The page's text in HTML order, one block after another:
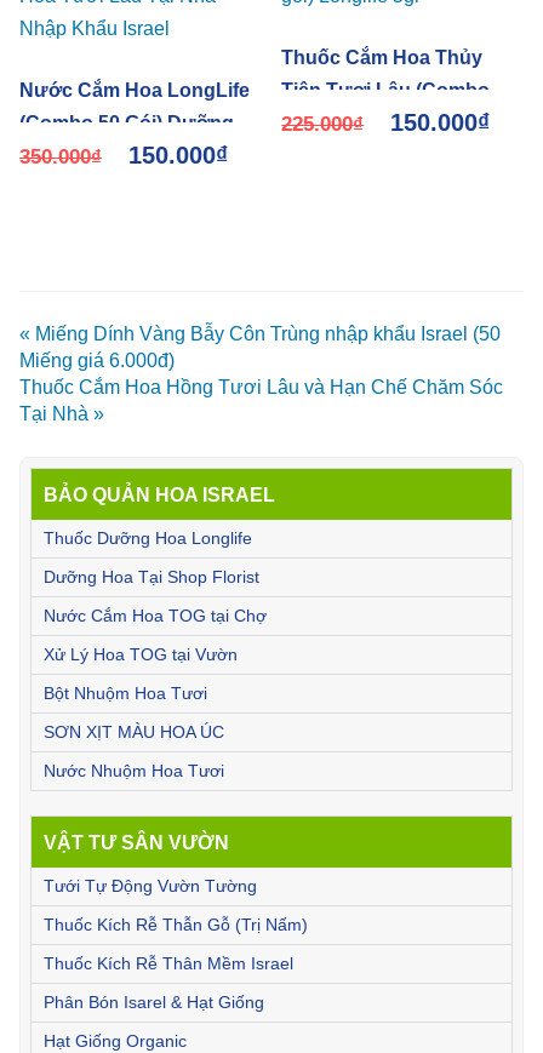
BẢO QUẢN HOA ISRAEL
Thuốc Dưỡng Hoa Longlife
Dưỡng Hoa Tại Shop Florist
Nước Cắm Hoa TOG tại Chợ
Xử Lý Hoa TOG tại Vườn
Bột Nhuộm Hoa Tươi
SƠN XỊT MÀU HOA ÚC
Nước Nhuộm Hoa Tươi
VẬT TƯ SÂN VƯỜN
Tưới Tự Động Vườn Tường
Thuốc Kích Rễ Thẫn Gỗ (Trị Nấm)
Thuốc Kích Rễ Thân Mềm Israel
Phân Bón Isarel & Hạt Giống
Hạt Giống Organic
Nước Cắm Hoa LongLife
(Combo 50 Gói) Dưỡng
Hoa Tươi Lâu Tại Nhà
350.000₫ 150.000₫
Thuốc Cắm Hoa Thủy
Tiên Tươi Lâu (Combo 50
gói) Longlife 5gr
225.000₫ 150.000₫
« Miếng Dính Vàng Bẫy Côn Trùng nhập khẩu Israel (50
Miếng giá 6.000đ)
Thuốc Cắm Hoa Hồng Tươi Lâu và Hạn Chế Chăm Sóc
Tại Nhà »